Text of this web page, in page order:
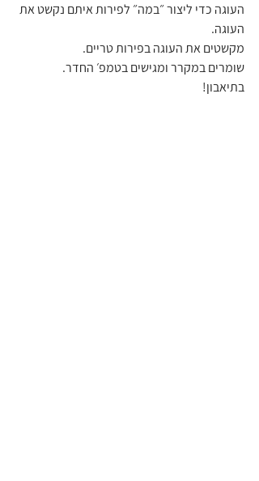
העוגה כדי ליצור ״במה״ לפירות איתם נקשט את
העוגה.
מקשטים את העוגה בפירות טריים.
שומרים במקרר ומגישים בטמפ׳ החדר.
בתיאבון!